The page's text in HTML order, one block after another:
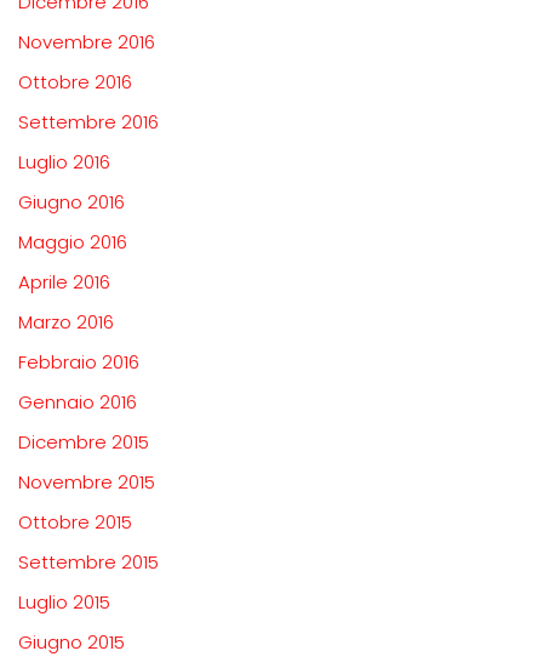
Novembre 2016
Ottobre 2016
Settembre 2016
Luglio 2016
Giugno 2016
Maggio 2016
Aprile 2016
Marzo 2016
Febbraio 2016
Gennaio 2016
Dicembre 2015
Novembre 2015
Ottobre 2015
Settembre 2015
Luglio 2015
Giugno 2015